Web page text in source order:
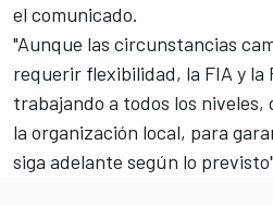
el comunicado.
"Aunque las circunstancias
requerir flexibilidad, la FIA y la
trabajando a todos los niveles,
la organización local, para
siga adelante según lo